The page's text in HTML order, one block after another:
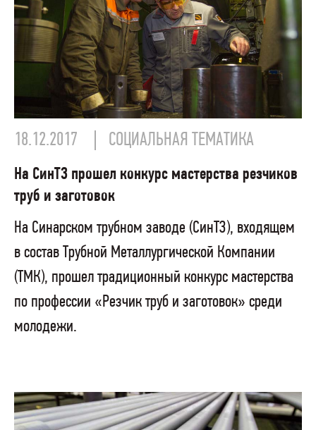
18.12.2017 СОЦИАЛЬНАЯ ТЕМАТИКА
На СинТЗ прошел конкурс мастерства резчиков
труб и заготовок
На Синарском трубном заводе (СинТЗ), входящем
в состав Трубной Металлургической Компании
(ТМК), прошел традиционный конкурс мастерства
по профессии «Резчик труб и заготовок» среди
молодежи.